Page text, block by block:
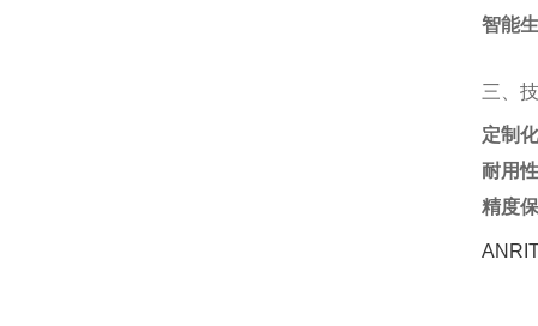
智能
三、
定制
耐用性
精度